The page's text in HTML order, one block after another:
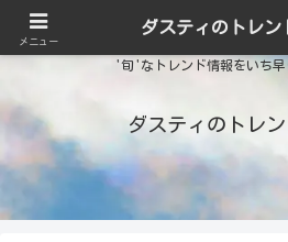
'旬'なトレンド情報をいち早
ダスティのトレ
メニュー
ダスティのトレン